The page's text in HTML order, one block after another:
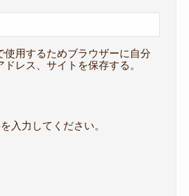
使用するためブラウザーに自分
レス、サイトを保存する。
入力してください。